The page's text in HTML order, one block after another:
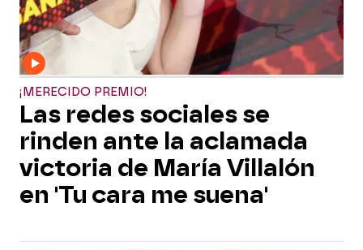
¡MERECIDO PREMIO!
Las redes sociales se
rinden ante la aclamada
victoria de María Villalón
en 'Tu cara me suena'